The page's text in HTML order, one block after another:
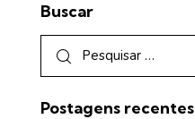
Buscar
Postagens recentes